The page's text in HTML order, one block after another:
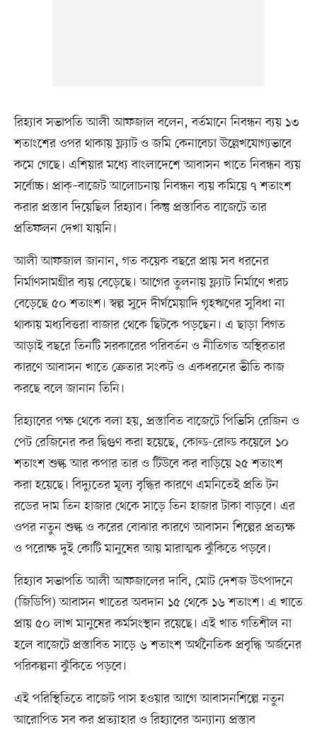
রিহ্যাব সভাপতি আলী আফজাল বলেন, বর্তমানে নিবন্ধন ব্যয় ১৩
শতাংশের ওপর থাকায় ফ্ল্যাট ও জমি কেনাবেচা উল্লেখযোগ্যভাবে
কমে গেছে। এশিয়ার মধ্যে বাংলাদেশে আবাসন খাতে নিবন্ধন ব্যয়
সর্বোচ্চ। প্রাক্‌–বাজেট আলোচনায় নিবন্ধন ব্যয় কমিয়ে ৭ শতাংশ
করার প্রস্তাব দিয়েছিল রিহ্যাব। কিন্তু প্রস্তাবিত বাজেটে তার
প্রতিফলন দেখা যায়নি।
আলী আফজাল জানান, গত কয়েক বছরে প্রায় সব ধরনের
নির্মাণসামগ্রীর ব্যয় বেড়েছে। আগের তুলনায় ফ্ল্যাট নির্মাণে খরচ
বেড়েছে ৫০ শতাংশ। স্বল্প সুদে দীর্ঘমেয়াদি গৃহঋণের সুবিধা না
থাকায় মধ্যবিত্তরা বাজার থেকে ছিটকে পড়ছেন। এ ছাড়া বিগত
আড়াই বছরে তিনটি সরকারের পরিবর্তন ও নীতিগত অস্থিরতার
কারণে আবাসন খাতে ক্রেতার সংকট ও একধরনের ভীতি কাজ
করছে বলে জানান তিনি।
রিহ্যাবের পক্ষ থেকে বলা হয়, প্রস্তাবিত বাজেটে পিভিসি রেজিন ও
পেট রেজিনের কর দ্বিগুণ করা হয়েছে, কোল্ড-রোল্ড কয়েলে ১০
শতাংশ শুল্ক আর কপার তার ও টিউবে কর বাড়িয়ে ২৫ শতাংশ
করা হয়েছে। বিদ্যুতের মূল্য বৃদ্ধির কারণে এমনিতেই প্রতি টন
রডের দাম তিন হাজার থেকে সাড়ে তিন হাজার টাকা বাড়বে। এর
ওপর নতুন শুল্ক ও করের বোঝার কারণে আবাসন শিল্পের প্রত্যক্ষ
ও পরোক্ষ দুই কোটি মানুষের আয় মারাত্মক ঝুঁকিতে পড়বে।
রিহ্যাব সভাপতি আলী আফজালের দাবি, মোট দেশজ উৎপাদনে
(জিডিপি) আবাসন খাতের অবদান ১৫ থেকে ১৬ শতাংশ। এ খাতে
প্রায় ৫০ লাখ মানুষের কর্মসংস্থান রয়েছে। এই খাত গতিশীল না
হলে বাজেটে প্রস্তাবিত সাড়ে ৬ শতাংশ অর্থনৈতিক প্রবৃদ্ধি অর্জনের
পরিকল্পনা ঝুঁকিতে পড়বে।
এই পরিস্থিতিতে বাজেট পাস হওয়ার আগে আবাসনশিল্পে নতুন
আরোপিত সব কর প্রত্যাহার ও রিহ্যাবের অন্যান্য প্রস্তাব